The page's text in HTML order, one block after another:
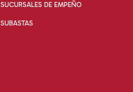
SUCURSALES DE EMPEÑO
SUBASTAS